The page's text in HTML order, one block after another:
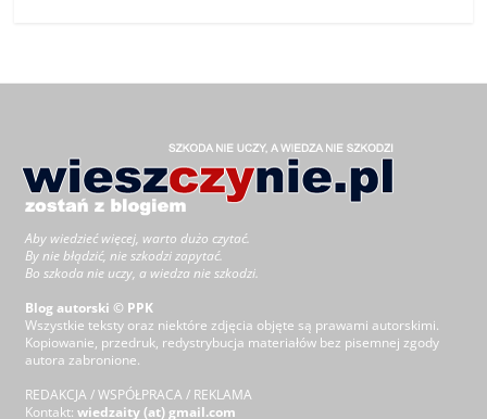
Aby wiedzieć więcej, warto dużo czytać.
By nie błądzić, nie szkodzi zapytać.
Bo szkoda nie uczy, a wiedza nie szkodzi.
Blog autorski © PPK
Wszystkie teksty oraz niektóre zdjęcia objęte są prawami autorskimi.
Kopiowanie, przedruk, redystrybucja materiałów bez pisemnej zgody
autora zabronione.
REDAKCJA / WSPÓŁPRACA / REKLAMA
Kontakt:wiedzaity (at) gmail.com